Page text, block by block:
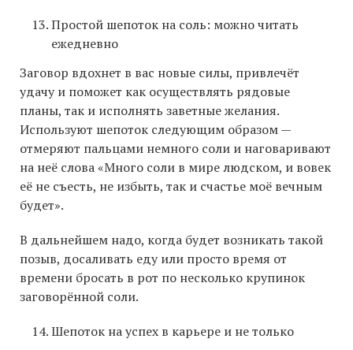
Простой шепоток на соль: можно читать
ежедневно
Заговор вдохнет в вас новые силы, привлечёт
удачу и поможет как осуществлять рядовые
планы, так и исполнять заветные желания.
Используют шепоток следующим образом —
отмеряют пальцами немного соли и наговаривают
на неё слова «Много соли в мире людском, и вовек
её не съесть, не избыть, так и счастье моё вечным
будет».
В дальнейшем надо, когда будет возникать такой
позыв, досаливать еду или просто время от
времени бросать в рот по несколько крупинок
заговорённой соли.
Шепоток на успех в карьере и не только